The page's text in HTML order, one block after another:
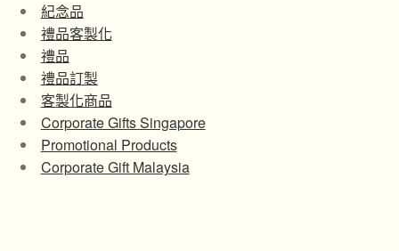
紀念品
禮品客製化
禮品
禮品訂製
客製化商品
Corporate Gifts Singapore
Promotional Products
Corporate Gift Malaysia